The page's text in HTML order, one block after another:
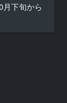
下旬から